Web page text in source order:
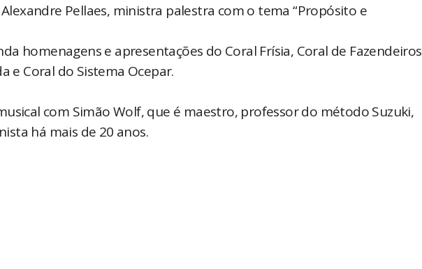
Pellaes, ministra palestra com o tema “Propósito e
homenagens e apresentações do Coral Frísia, Coral de Fazendeiros
e Coral do Sistema Ocepar.
com Simão Wolf, que é maestro, professor do método Suzuki,
há mais de 20 anos.